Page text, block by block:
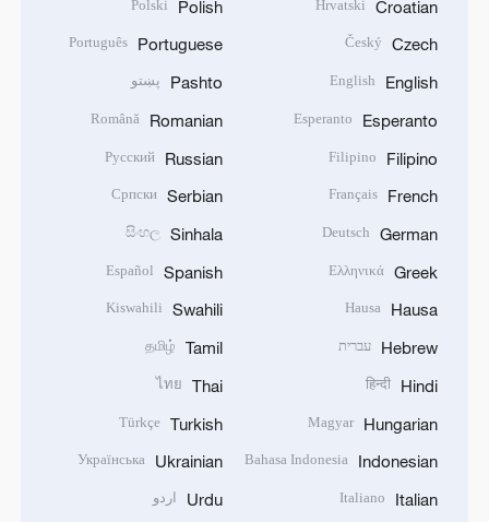
Croatian
Hrvatski
Czech
Český
English
English
Esperanto
Esperanto
Filipino
Filipino
French
Français
German
Deutsch
Greek
Ελληνικά
Hausa
Hausa
Hebrew עברית
Hindi
हिन्दी
Hungarian
Magyar
Indonesian
Bahasa Indonesia
Italian
Italiano
Polish
Polski
Portuguese
Português
Pashto پښتو
Romanian
Română
Russian
Русский
Serbian
Српски
Sinhala
සිංහල
Spanish
Español
Swahili
Kiswahili
Tamil
தமிழ்
Thai
ไทย
Turkish
Türkçe
Ukrainian
Українська
Urdu اردو